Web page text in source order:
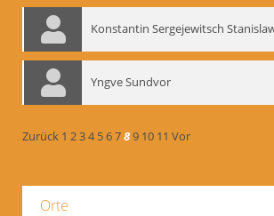
Konstantin Sergejewitsch
Yngve Sundvor
Zurück 1 234 56789 10 11 Vor
Orte